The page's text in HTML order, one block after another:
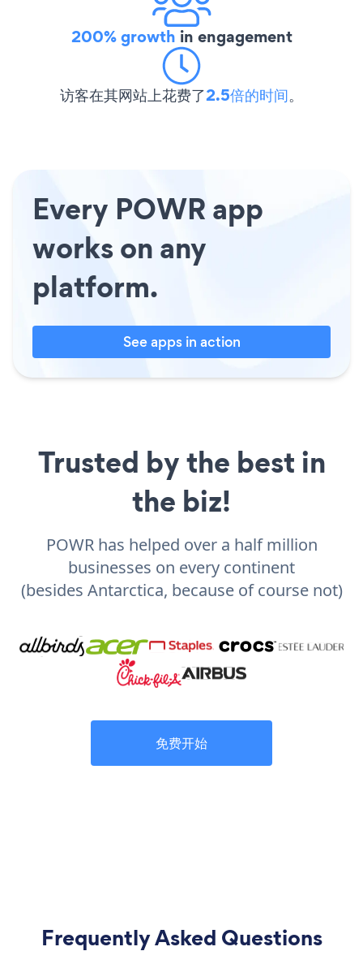
200% growth in engagement
访客在其网站上花费了2.5倍的时间。
Every POWR app
works on any
platform.
See apps in action
Trusted by the best in
the biz!
POWR has helped over a half million
businesses on every continent
(besides Antarctica, because of course not)
免费开始
Frequently Asked Questions